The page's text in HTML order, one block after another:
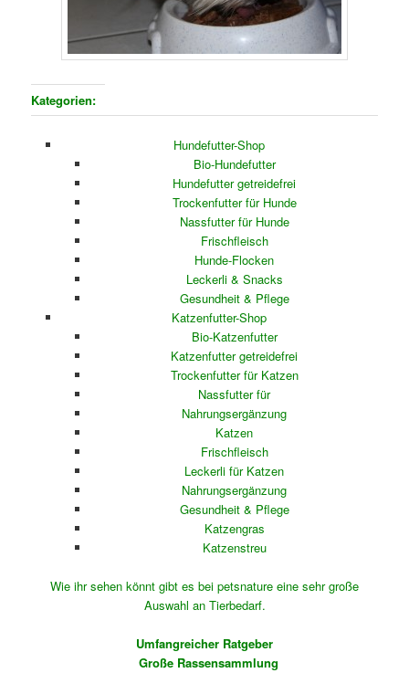
Kategorien:
Hundefutter-Shop
Bio-Hundefutter
Hundefutter getreidefrei
Trockenfutter für Hunde
Nassfutter für Hunde
Frischfleisch
Hunde-Flocken
Leckerli & Snacks
Gesundheit & Pflege
Katzenfutter-Shop
Bio-Katzenfutter
Katzenfutter getreidefrei
Trockenfutter für Katzen
Nassfutter für
Nahrungsergänzung
Katzen
Frischfleisch
Leckerli für Katzen
Nahrungsergänzung
Gesundheit & Pflege
Katzengras
Katzenstreu
Wie ihr sehen könnt gibt es bei petsnature eine sehr große
Auswahl an Tierbedarf.
Umfangreicher Ratgeber
Große Rassensammlung